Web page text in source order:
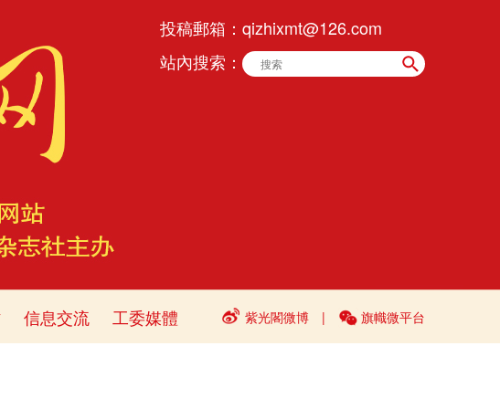
投稿郵箱： qizhixmt@126.com
站內搜索：
信息交流 工委媒體 紫光閣微博 | 旗幟微平台